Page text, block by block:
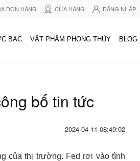
ĐƠN HÀNG CỬA HÀNG ĐĂNG NHẬP
BẠC VẬT PHẨM PHONG THỦY BLOG
bố tin tức
2024-04-11 08:49:02
của thị trường. Fed rơi vào tình